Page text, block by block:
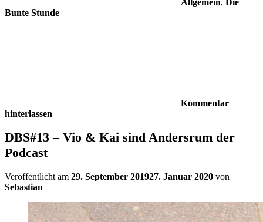
Bunte Stunde
Kommentar
hinterlassen
DBS#13 – Vio & Kai sind Andersrum der
Podcast
Veröffentlicht am 29. September 201927. Januar 2020 von
Sebastian